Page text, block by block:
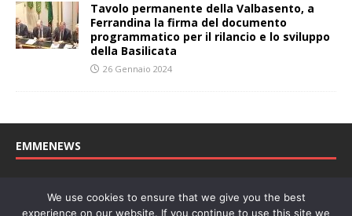
Tavolo permanente della Valbasento, a
Ferrandina la firma del documento
programmatico per il rilancio e lo sviluppo
della Basilicata
26 Gennaio 2024
EMMENEWS
27/04/2011. Direttore Responsabile: Concetta Monzo, Editore: Deah
We use cookies to ensure that we give you the best
experience on our website. If you continue to use this site we